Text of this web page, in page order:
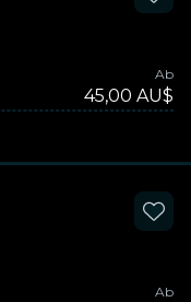
Ab
45,00 AU$
Ab